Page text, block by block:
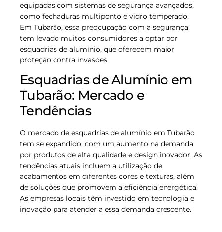
equipadas com sistemas de segurança avançados,
como fechaduras multiponto e vidro temperado.
Em Tubarão, essa preocupação com a segurança
tem levado muitos consumidores a optar por
esquadrias de alumínio, que oferecem maior
proteção contra invasões.
Esquadrias de Alumínio em
Tubarão: Mercado e
Tendências
O mercado de esquadrias de alumínio em Tubarão
tem se expandido, com um aumento na demanda
por produtos de alta qualidade e design inovador. As
tendências atuais incluem a utilização de
acabamentos em diferentes cores e texturas, além
de soluções que promovem a eficiência energética.
As empresas locais têm investido em tecnologia e
inovação para atender a essa demanda crescente.